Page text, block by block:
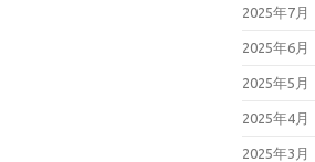
2025年7月
2025年6月
2025年5月
2025年4月
2025年3月